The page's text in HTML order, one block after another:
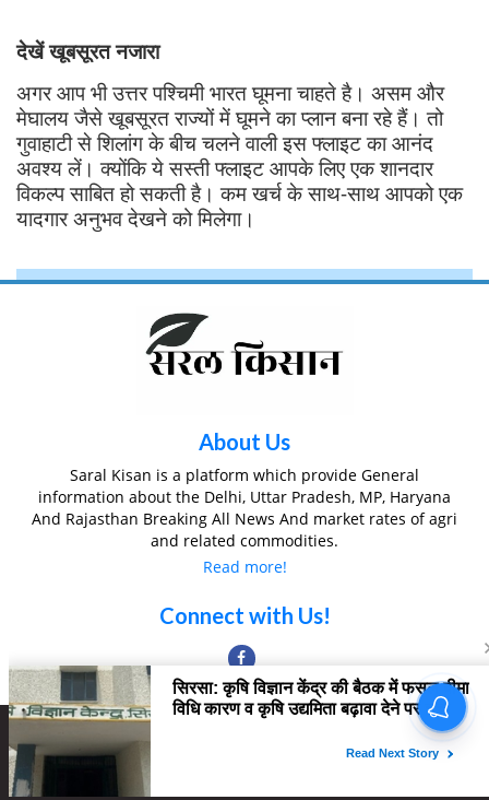
देखें खूबसूरत नजारा
अगर आप भी उत्तर पश्चिमी भारत घूमना चाहते है। असम और
मेघालय जैसे खूबसूरत राज्यों में घूमने का प्लान बना रहे हैं। तो
गुवाहाटी से शिलांग के बीच चलने वाली इस फ्लाइट का आनंद
अवश्य लें। क्योंकि ये सस्ती फ्लाइट आपके लिए एक शानदार
विकल्प साबित हो सकती है। कम खर्च के साथ-साथ आपको एक
यादगार अनुभव देखने को मिलेगा।
About Us
Saral Kisan is a platform which provide General
information about the Delhi, Uttar Pradesh, MP, Haryana
And Rajasthan Breaking All News And market rates of agri
and related commodities.
Read more!
Connect with Us!
Home About Us Contact us Editorial Team Disclaimer
Ownership & Funding